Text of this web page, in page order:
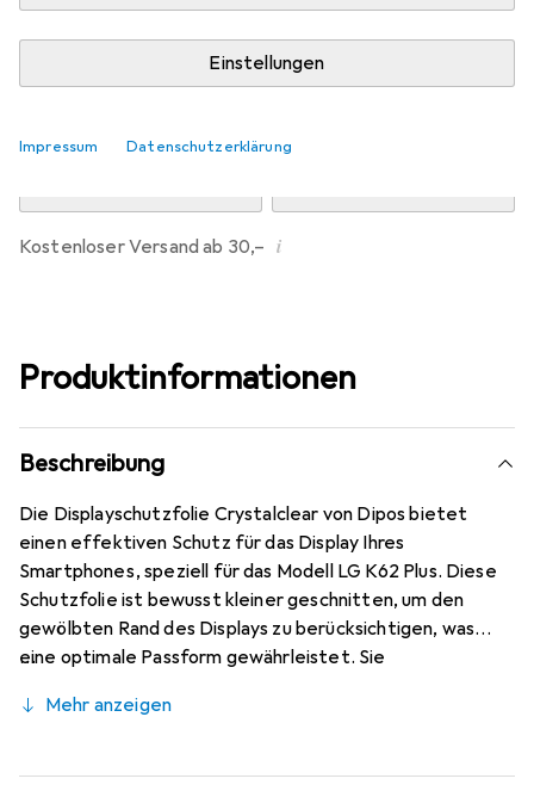
Einstellungen
Impressum Datenschutzerklärung
Kostenloser Versand ab 30,– i
Produktinformationen
Beschreibung
Die Displayschutzfolie Crystalclear von Dipos bietet
einen effektiven Schutz für das Display Ihres
Smartphones, speziell für das Modell LG K62 Plus. Diese
Schutzfolie ist bewusst kleiner geschnitten, um den
gewölbten Rand des Displays zu berücksichtigen, was
eine optimale Passform gewährleistet. Sie
Touchscreen-Funktionalität, sodass Nutzer kaum einen
Die spezielle hartbeschichtete Oberfläche sorgt für
Mehr anzeigen